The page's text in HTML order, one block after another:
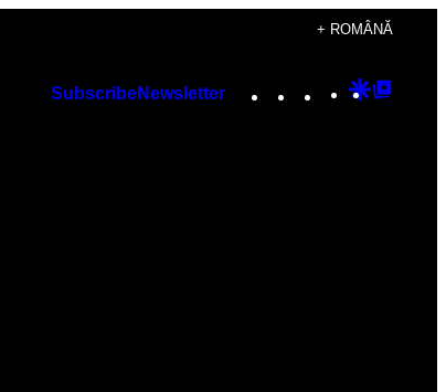
+ ROMÂNĂ
SubscribeNewsletter Instagram
TikTok
YouTube
Google